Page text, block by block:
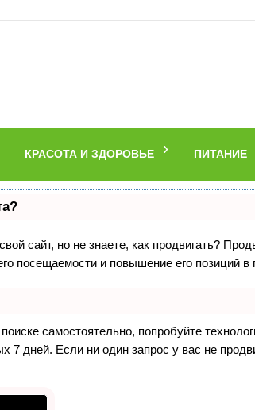
КРАСОТА И ЗДОРОВЬЕ ПИТАНИЕ
сайт, но не знаете, как продвигать?
посещаемости и повышение его позиций в
самостоятельно, попробуйте
7 дней. Если ни один запрос у вас не